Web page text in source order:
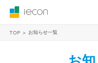
TOP お知らせ一覧